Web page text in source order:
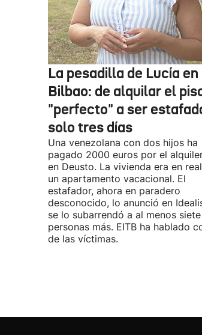
La pesadilla de Lucía en
Bilbao: de alquilar el
"perfecto" a ser
solo tres días
Una venezolana con dos hijos ha
pagado 2000 euros por el
en Deusto. La vivienda era en
un apartamento vacacional. El
estafador, ahora en paradero
desconocido, lo anunció en
se lo subarrendó a al menos siete
personas más. EITB ha hablado
de las víctimas.